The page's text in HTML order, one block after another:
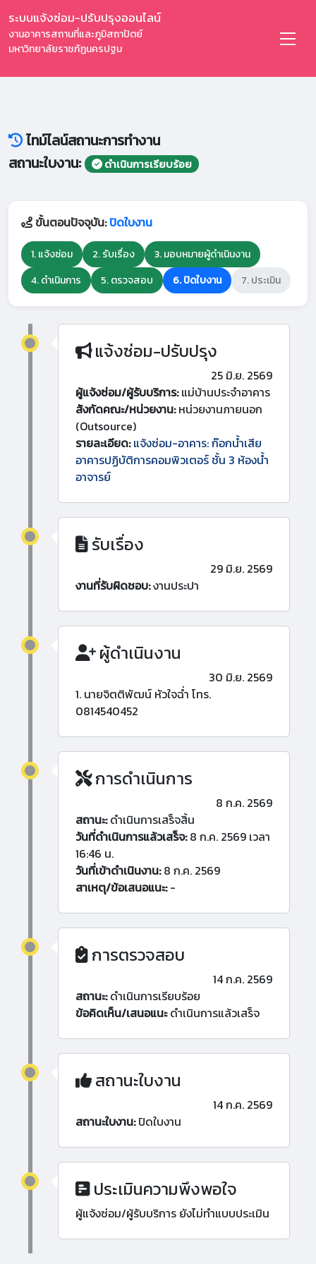
ระบบแจ้งซ่อม-ปรับปรุงออนไลน์
งานอาคารสถานที่และภูมิสถาปัตย์
มหาวิทยาลัยราชภัฏนครปฐม
ไทม์ไลน์สถานะการทำงาน
สถานะใบงาน:
ดำเนินการเรียบร้อย
ขั้นตอนปัจจุบัน:ปิดใบงาน
1. แจ้งซ่อม 2. รับเรื่อง
3. มอบหมายผู้ดำเนินงาน
4. ดำเนินการ
5. ตรวจสอบ 6. ปิดใบงาน 7. ประเมิน
แจ้งซ่อม-ปรับปรุง
25 มิ.ย. 2569
ผู้แจ้งซ่อม/ผู้รับบริการ:แม่บ้านประจำอาคาร
สังกัดคณะ/หน่วยงาน:หน่วยงานภายนอก
(Outsource)
รายละเอียด: แจ้งซ่อม-อาคาร: ก๊อกน้ำเสีย
อาคารปฏิบัติการคอมพิวเตอร์ ชั้น 3 ห้องน้ำ
อาจารย์
รับเรื่อง
29 มิ.ย. 2569
งานที่รับผิดชอบ:งานประปา
ผู้ดำเนินงาน
30 มิ.ย. 2569
1. นายจิตติพัฒน์ หัวใจฉ่ำ โทร.
0814540452
การดำเนินการ
8 ก.ค. 2569
สถานะ:ดำเนินการเสร็จสิ้น
วันที่ดำเนินการแล้วเสร็จ:8 ก.ค. 2569 เวลา
16:46 น.
วันที่เข้าดำเนินงาน:8 ก.ค. 2569
สาเหตุ/ข้อเสนอแนะ:-
การตรวจสอบ
14 ก.ค. 2569
สถานะ:ดำเนินการเรียบร้อย
ข้อคิดเห็น/เสนอแนะดำเนินการแล้วเสร็จ
สถานะใบงาน
14 ก.ค. 2569
สถานะใบงาน:ปิดใบงาน
ประเมินความพึงพอใจ
ผู้แจ้งซ่อม/ผู้รับบริการ ยังไม่ทำแบบประเมิน